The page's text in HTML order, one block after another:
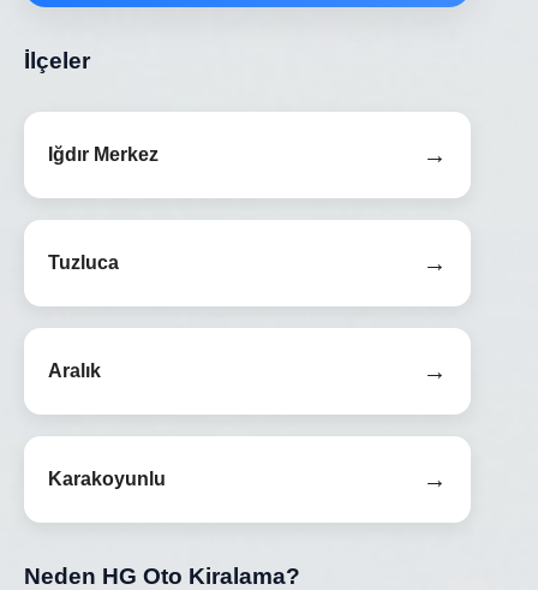
İlçeler
Iğdır Merkez →
Tuzluca →
Aralık →
Karakoyunlu →
Neden HG Oto Kiralama?